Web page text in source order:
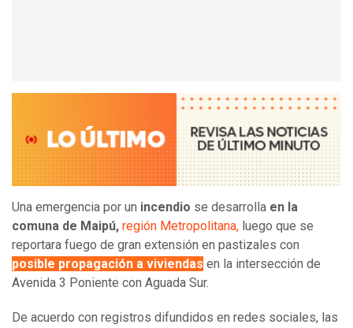
Una emergencia por un incendio se desarrolla en la
comuna de Maipú, región Metropolitana, luego que se
reportara fuego de gran extensión en pastizales con
posible propagación a viviendas en la intersección de
Avenida 3 Poniente con Aguada Sur.
De acuerdo con registros difundidos en redes sociales, las